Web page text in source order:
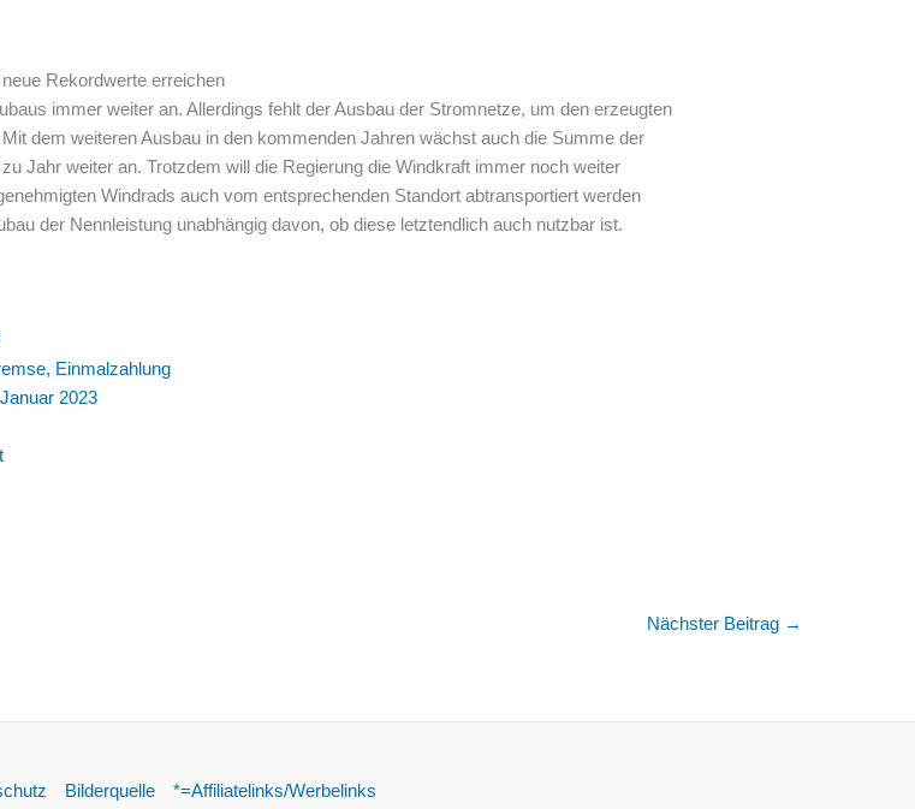
Rekordwerte erreichen
immer weiter an. Allerdings fehlt der Ausbau der Stromnetze, um den erzeugten
dem weiteren Ausbau in den kommenden Jahren wächst auch die Summe der
Jahr weiter an. Trotzdem will die Regierung die Windkraft immer noch weiter
Windrads auch vom entsprechenden Standort abtransportiert werden
der Nennleistung unabhängig davon, ob diese letztendlich auch nutzbar ist.
Einmalzahlung
2023
Nächster Beitrag →
Bilderquelle *=Affiliatelinks/Werbelinks